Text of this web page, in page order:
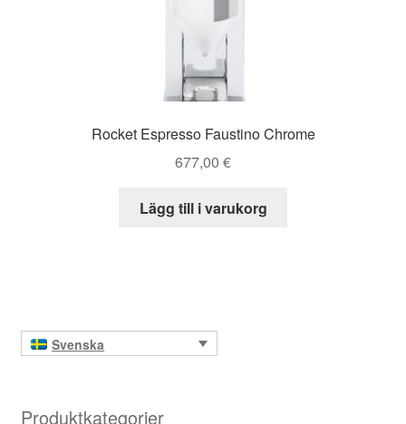
Rocket Espresso Faustino Chrome
677,00 €
Lägg till i varukorg
Svenska
Produktkategorier